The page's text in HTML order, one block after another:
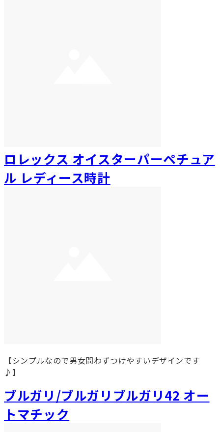
ロレックス オイスターパーペチュア
ル レディース時計
【シンプルなので男女問わずつけやすいデザインです
♪】
ブルガリ/ブルガリブルガリ42 オー
トマチック